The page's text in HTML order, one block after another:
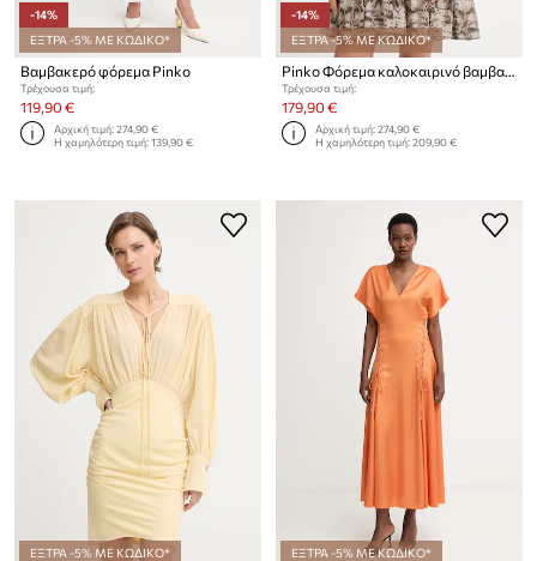
-14%
ΕΞΤΡΑ -5% ΜΕ ΚΩΔΙΚΟ*
Βαμβακερό φόρεμα Pinko
Τρέχουσα τιμή:
119,90 €
Αρχική τιμή:274,90 €
Η χαμηλότερη τιμή:139,90 €
-14%
ΕΞΤΡΑ -5% ΜΕ ΚΩΔΙΚΟ*
Pinko Φόρεμα καλοκαιρινό βαμβακερό
Τρέχουσα τιμή:
179,90 €
Αρχική τιμή:274,90 €
Η χαμηλότερη τιμή:209,90 €
ΕΞΤΡΑ -5% ΜΕ ΚΩΔΙΚΟ* ΕΞΤΡΑ -5% ΜΕ ΚΩΔΙΚΟ*